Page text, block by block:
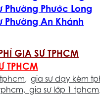
Phường Phước Long
Phường An Khánh
GIA SƯ TPHCM
TPHCM
, gia sư dạy kèm
, gia sư lớp 1 tphcm